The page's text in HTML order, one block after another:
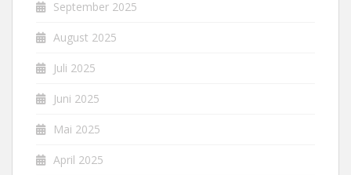
September 2025
August 2025
Juli 2025
Juni 2025
Mai 2025
April 2025